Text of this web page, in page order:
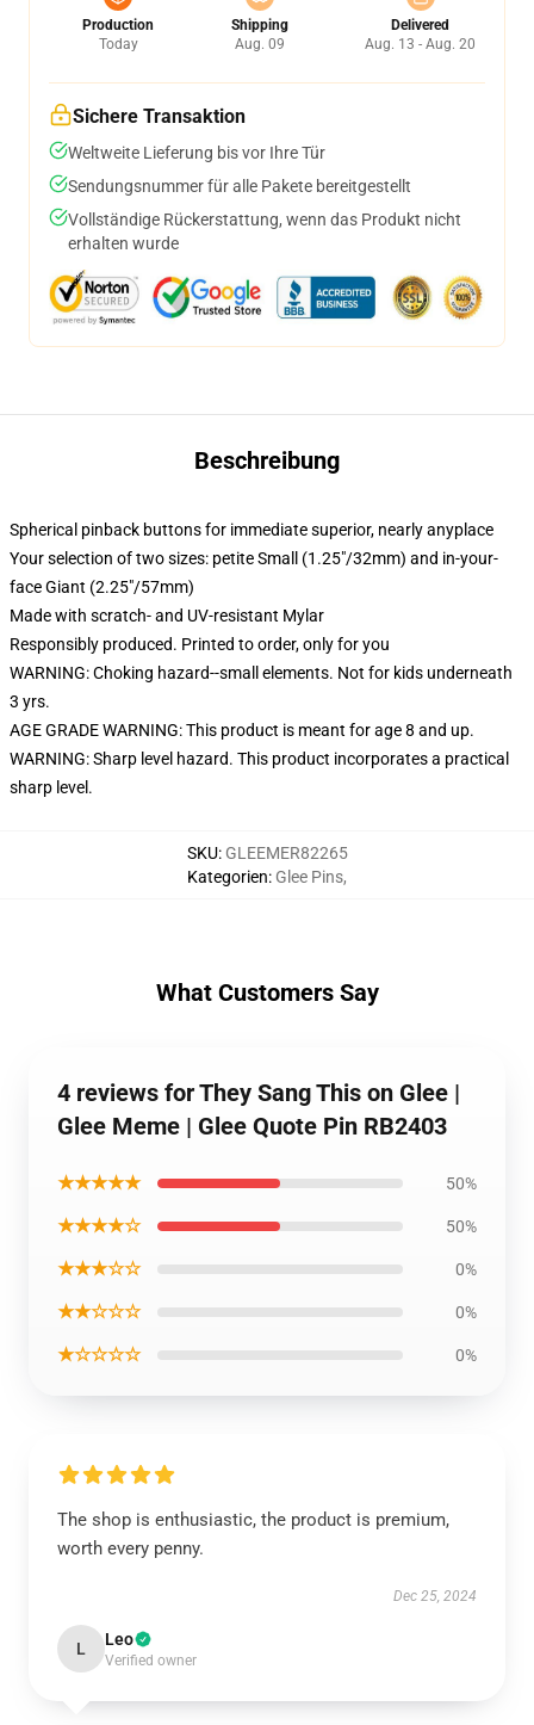
Production
Today
Shipping
Aug. 09
Delivered
Aug. 13 - Aug. 20
Sichere Transaktion
Weltweite Lieferung bis vor Ihre Tür
Sendungsnummer für alle Pakete bereitgestellt
Vollständige Rückerstattung, wenn das Produkt nicht
erhalten wurde
Beschreibung
Spherical pinback buttons for immediate superior, nearly anyplace
Your selection of two sizes: petite Small (1.25"/32mm) and in-your-
face Giant (2.25"/57mm)
Made with scratch- and UV-resistant Mylar
Responsibly produced. Printed to order, only for you
WARNING: Choking hazard--small elements. Not for kids underneath
3 yrs.
AGE GRADE WARNING: This product is meant for age 8 and up.
WARNING: Sharp level hazard. This product incorporates a practical
sharp level.
SKU: GLEEMER82265
Kategorien: Glee Pins,
What Customers Say
4 reviews for They Sang This on Glee |
Glee Meme | Glee Quote Pin RB2403
★★★★★ 50%
★★★★☆ 50%
★★★☆☆ 0%
★★☆☆☆ 0%
★☆☆☆☆ 0%
The shop is enthusiastic, the product is premium,
worth every penny.
Dec 25, 2024
L Leo
Verified owner